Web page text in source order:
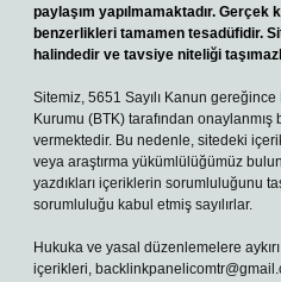
paylaşım yapılmamaktadır.
benzerlikleri tamamen tesadüfidir.
halindedir ve tavsiye niteliği
Sitemiz, 5651 Sayılı Kanun
Kurumu (BTK) tarafından onaylanmış
vermektedir. Bu nedenle, sitedeki
veya araştırma yükümlülüğümüz
yazdıkları içeriklerin sorumluluğunu
sorumluluğu kabul etmiş sayılırlar.
Hukuka ve yasal düzenlemelere
içerikleri,